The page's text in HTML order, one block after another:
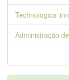
Technological
Administração